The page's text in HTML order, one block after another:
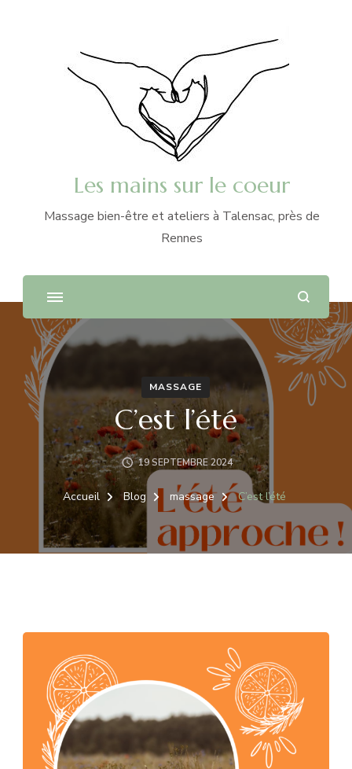
Les mains sur le coeur
Massage bien-être et ateliers à Talensac, près de
Rennes
MASSAGE
C’est l’été
19 SEPTEMBRE 2024
Accueil Blog massage C’est l’été